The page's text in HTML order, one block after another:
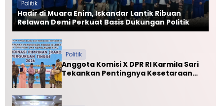
Q
T
i
n
t
K
Politik
Hadir di Muara Enim, Iskandar Lantik Ribuan
Relawan Demi Perkuat Basis Dukungan Politik
Politik
Anggota Komisi X DPR RI Karmila Sari
Tekankan Pentingnya Kesetaraan